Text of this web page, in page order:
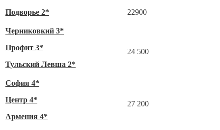
Подворье 2*
22900
Черниковкий 3*
Профит 3*
Тульский Левша 2*
24 500
София 4*
Центр 4*
Армения 4*
27 200